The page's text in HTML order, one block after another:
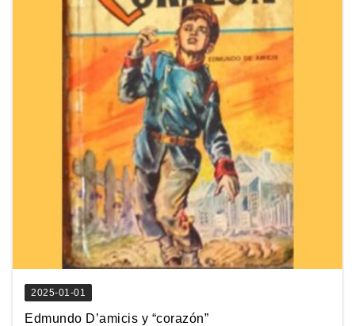
2025-01-01
Edmundo D’amicis y “corazón”